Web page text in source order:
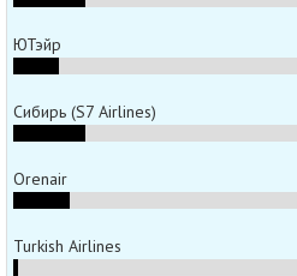
ЮТэйр
Сибирь (S7 Airlines)
Orenair
Turkish Airlines